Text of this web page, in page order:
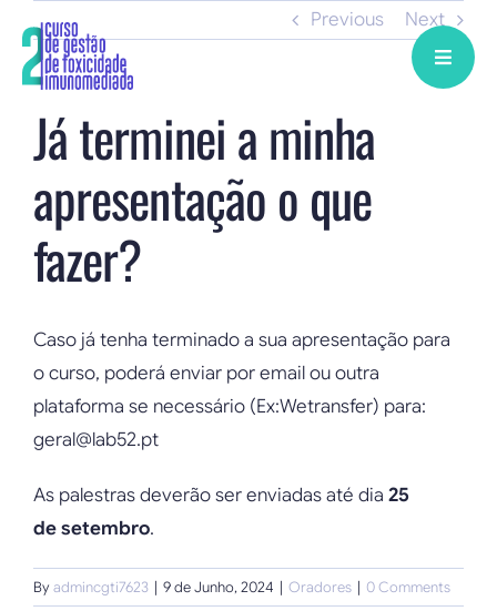
content
Previous Next
Já terminei a minha
apresentação o que
fazer?
Caso já tenha terminado a sua apresentação para
o curso, poderá enviar por email ou outra
plataforma se necessário (Ex:Wetransfer) para:
geral@lab52.pt
As palestras deverão ser enviadas até dia 25
de setembro.
Byadmincgti7623 | 9 de Junho, 2024 | Oradores | 0 Comments